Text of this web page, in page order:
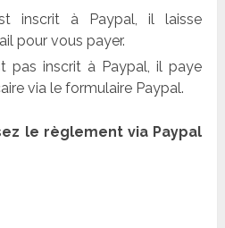
inscrit à Paypal, il laisse
pour vous payer.
pas inscrit à Paypal, il paye
via le formulaire Paypal.
le règlement via Paypal